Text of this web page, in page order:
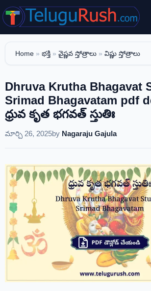
Skip
to
content
Home » భక్తి » వైష్ణవ స్తోత్రాలు » విష్ణు స్తోత్రాలు
Dhruva Krutha Bhagavat
Srimad Bhagavatam pdf
ధ్రువ కృత భగవత్ స్తుతిః
మార్చి 26, 2025by Nagaraju Gajula